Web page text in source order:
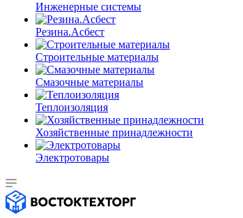
Инженерные системы
Резина.Асбест
Строительные материалы
Смазочные материалы
Теплоизоляция
Хозяйственные принадлежности
Электротовары